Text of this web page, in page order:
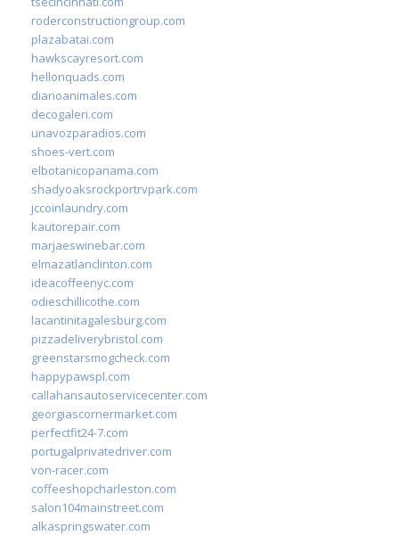
roderconstructiongroup.com
plazabatai.com
hawkscayresort.com
hellonquads.com
diarioanimales.com
decogaleri.com
unavozparadios.com
shoes-vert.com
elbotanicopanama.com
shadyoaksrockportrvpark.com
jccoinlaundry.com
kautorepair.com
marjaeswinebar.com
elmazatlanclinton.com
ideacoffeenyc.com
odieschillicothe.com
lacantinitagalesburg.com
pizzadeliverybristol.com
greenstarsmogcheck.com
happypawspl.com
callahansautoservicecenter.com
georgiascornermarket.com
perfectfit24-7.com
portugalprivatedriver.com
von-racer.com
coffeeshopcharleston.com
salon104mainstreet.com
alkaspringswater.com